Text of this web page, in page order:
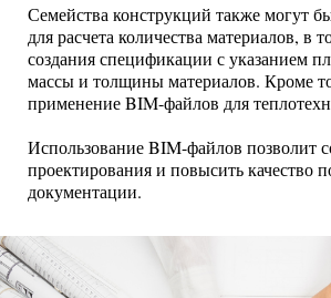
Семейства конструкций также могут
для расчета количества материалов, в
создания спецификации с указанием
массы и толщины материалов. Кроме
применение BIM-файлов для
Использование BIM-файлов позволит
проектирования и повысить качество
документации.